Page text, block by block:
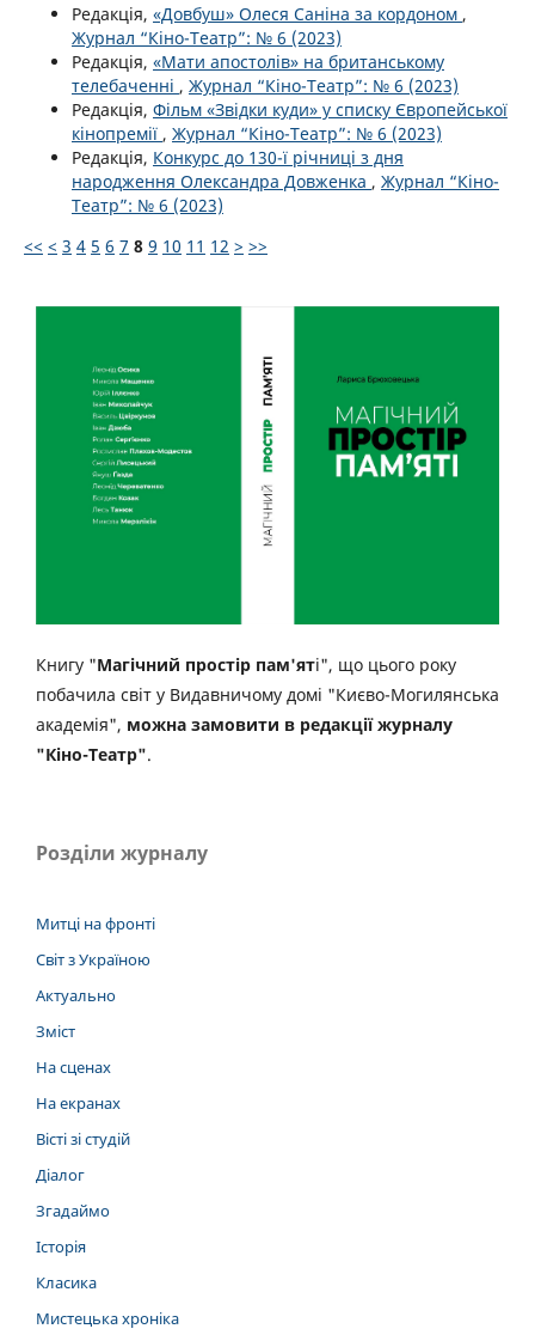
Редакція, «Довбуш» Олеся Саніна за кордоном ,
Журнал “Кіно-Театр”: № 6 (2023)
Редакція, «Мати апостолів» на британському
телебаченні , Журнал “Кіно-Театр”: № 6 (2023)
Редакція, Фільм «Звідки куди» у списку Європейської
кінопремії , Журнал “Кіно-Театр”: № 6 (2023)
Редакція, Конкурс до 130-ї річниці з дня
народження Олександра Довженка , Журнал “Кіно-
Театр”: № 6 (2023)
<< < 3 4 5 6 7 8 9 10 11 12 > >>
Книгу "Магічний простір пам'яті", що цього року
побачила світ у Видавничому домі "Києво-Могилянська
академія", можна замовити в редакції журналу
"Кіно-Театр".
Розділи журналу
Митці на фронті
Світ з Україною
Актуально
Зміст
На сценах
На екранах
Вісті зі студій
Діалог
Згадаймо
Історія
Класика
Мистецька хроніка